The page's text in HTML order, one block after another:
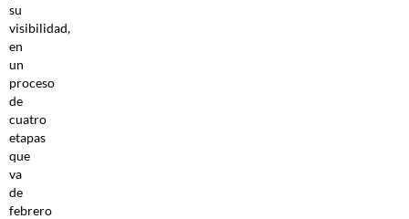
su
visibilidad,
en
un
proceso
de
cuatro
etapas
que
va
de
febrero